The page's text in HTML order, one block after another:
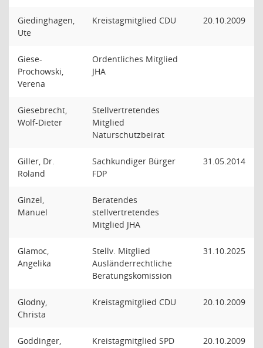
Giedinghagen,
Ute
Kreistagmitglied CDU 20.10.2009
Giese-
Prochowski,
Verena
Ordentliches Mitglied
JHA
Giesebrecht,
Wolf-Dieter
Stellvertretendes
Mitglied
Naturschutzbeirat
Giller, Dr.
Roland
Sachkundiger Bürger
FDP
31.05.2014
Ginzel,
Manuel
Beratendes
stellvertretendes
Mitglied JHA
Glamoc,
Angelika
Stellv. Mitglied
Ausländerrechtliche
Beratungskomission
31.10.2025
Glodny,
Christa
Kreistagmitglied CDU 20.10.2009
Goddinger,
Kreistagmitglied SPD 20.10.2009